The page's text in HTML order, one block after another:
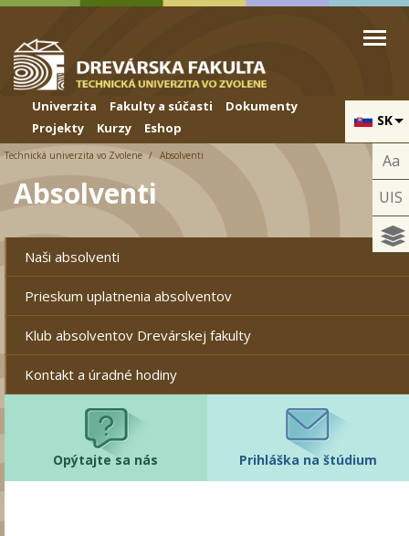
Skip to cookies
Skip to navigation
Skočiť na hlavný obsah
SK
Univerzita Fakulty a súčasti
Dokumenty
Projekty
Kurzy Eshop
Aa
UIS
Technická univerzita vo Zvolene Absolventi
Absolventi
Naši absolventi
Prieskum uplatnenia absolventov
Klub absolventov Drevárskej fakulty
Kontakt a úradné hodiny
Opýtajte sa nás Prihláška na štúdium